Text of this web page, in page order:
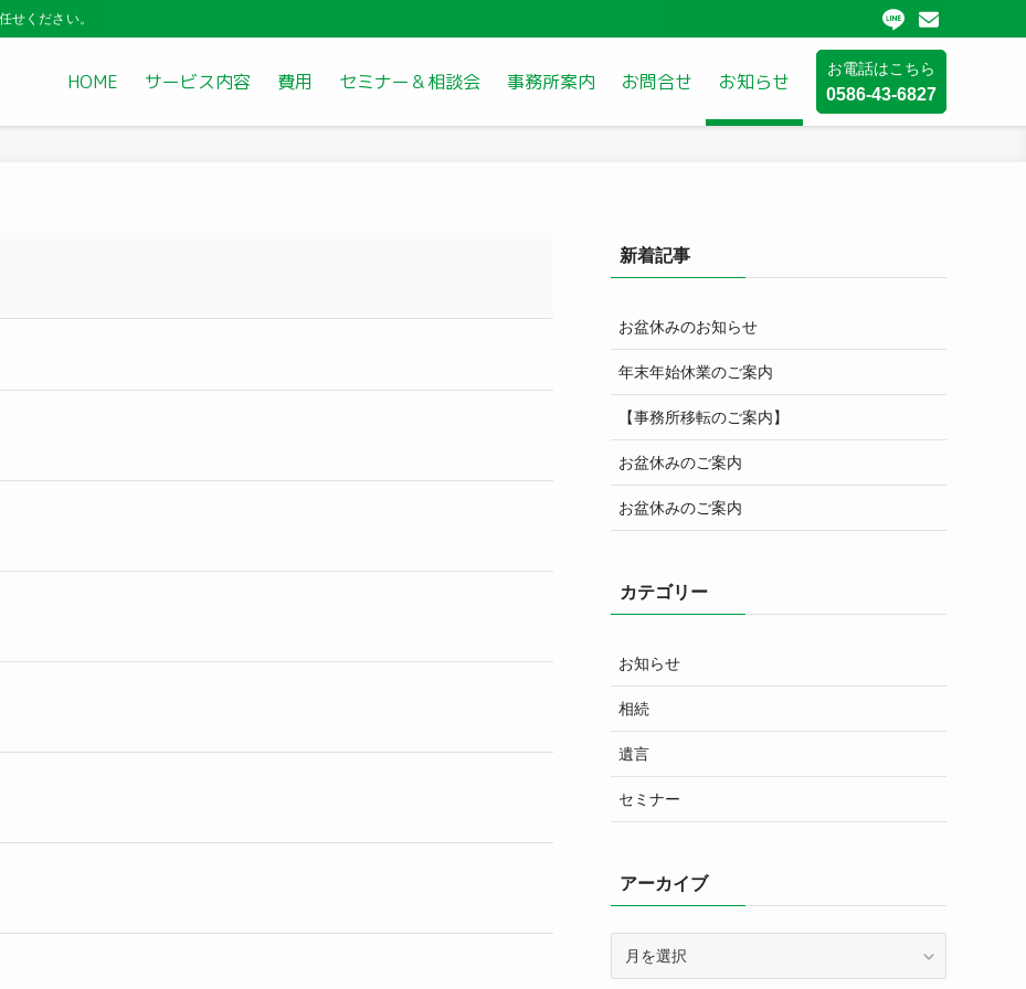
せください。
HOME サービス内容 費用 セミナー＆相談会 事務所案内 お問合せ お知らせ
お電話はこちら
0586-43-6827
新着記事
お盆休みのお知らせ
年末年始休業のご案内
【事務所移転のご案内】
お盆休みのご案内
お盆休みのご案内
カテゴリー
お知らせ
相続
遺言
セミナー
アーカイブ